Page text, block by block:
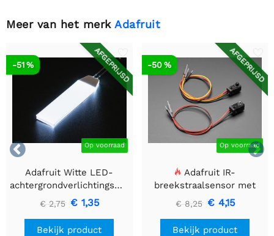
Meer van het merk Adafruit


AFGEPRIJSD
Op voorraad
-51 %
Adafruit Witte LED-
achtergrondverlichtingsmodule
- Klein 12 mm x 40 mm
€ 2,75 € 1,35
Bekijk product
AFGEPRIJSD
Op voorraad
-50 %
Adafruit IR-
breekstraalsensor met
premium draadheader
header einden - 5 mm
LED's
€ 8,25 € 4,15
Bekijk product